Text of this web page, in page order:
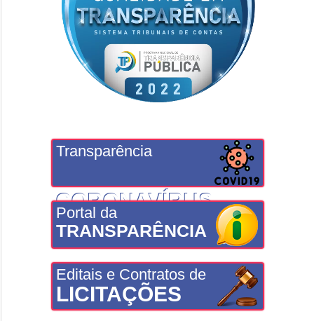
Transparência
CORONAVÍRUS
Portal da
TRANSPARÊNCIA
Editais e Contratos de
LICITAÇÕES